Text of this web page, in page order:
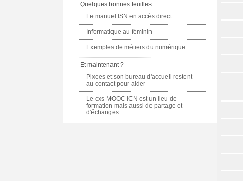
Quelques bonnes feuilles:
Le manuel ISN en accès direct
Informatique au féminin
Exemples de métiers du numérique
Et maintenant ?
Pixees et son bureau d'accueil restent
au contact pour aider
Le cxs-MOOC ICN est un lieu de
formation mais aussi de partage et
d'échanges